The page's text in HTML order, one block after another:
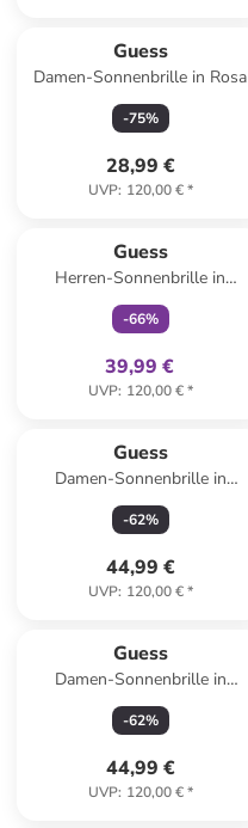
Guess
Damen-Sonnenbrille in Rosa
-75%
28,99 €
UVP: 120,00 €*
Guess
Herren-Sonnenbrille in
Schwarz
-66%
39,99 €
UVP: 120,00 €*
Guess
Damen-Sonnenbrille in
Bordeaux
-62%
44,99 €
UVP: 120,00 €*
Guess
Damen-Sonnenbrille in
Schwarz/ Grau
-62%
44,99 €
UVP: 120,00 €*